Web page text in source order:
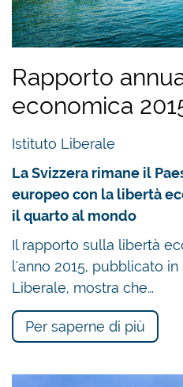
Rapporto
economica
Istituto Liberale
La Svizzera rimane il
europeo con la libertà
il quarto al mondo
Il rapporto sulla libertà
l'anno 2015, pubblicato
Liberale, mostra che…
Per saperne di più